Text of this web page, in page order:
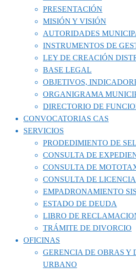
PRESENTACIÓN
MISIÓN Y VISIÓN
AUTORIDADES
INSTRUMENTOS DE
LEY DE CREACIÓN
BASE LEGAL
OBJETIVOS,
ORGANIGRAMA
DIRECTORIO DE
CONVOCATORIAS CAS
SERVICIOS
PRODEDIMIENTO DE
CONSULTA DE
CONSULTA DE
CONSULTA DE
EMPADRONAMIENTO SIS
ESTADO DE DEUDA
LIBRO DE
TRÁMITE DE DIVORCIO
OFICINAS
GERENCIA DE OBRAS Y
URBANO